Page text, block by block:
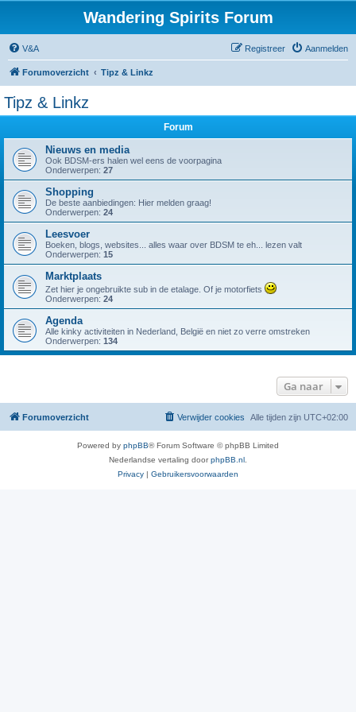
Wandering Spirits Forum
V&A Aanmelden
Registreer
Forumoverzicht Tipz & Linkz
Tipz & Linkz
Forum
Nieuws en media
Ook BDSM-ers halen wel eens de voorpagina
Onderwerpen: 27
Shopping
De beste aanbiedingen: Hier melden graag!
Onderwerpen: 24
Leesvoer
Boeken, blogs, websites... alles waar over BDSM te eh... lezen valt
Onderwerpen: 15
Marktplaats
Zet hier je ongebruikte sub in de etalage. Of je motorfiets
Onderwerpen: 24
Agenda
Alle kinky activiteiten in Nederland, België en niet zo verre omstreken
Onderwerpen: 134
Ga naar
Forumoverzicht Alle tijden zijn UTC+02:00
Verwijder cookies
Powered by phpBB® Forum Software © phpBB Limited
Nederlandse vertaling doorphpBB.nl
Privacy | Gebruikersvoorwaarden